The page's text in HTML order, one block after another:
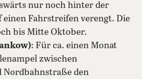
nur noch hinter der
einen Fahrstreifen verengt. Die
bis Mitte Oktober.
: Für ca. einen Monat
zwischen
Nordbahnstraße den